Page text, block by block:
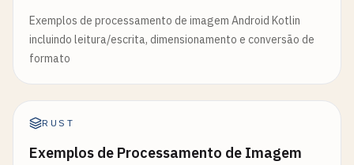
Exemplos de processamento de imagem Android Kotlin
incluindo leitura/escrita, dimensionamento e conversão de
formato
RUST
Exemplos de Processamento de Imagem